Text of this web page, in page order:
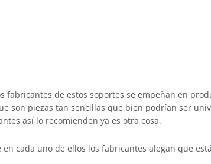
fabricantes de estos soportes se empeñan en
son piezas tan sencillas que bien podrían ser
así lo recomienden ya es otra cosa.
en cada uno de ellos los fabricantes alegan que